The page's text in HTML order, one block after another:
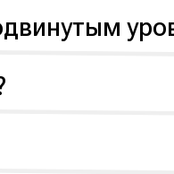
классов.
заранее